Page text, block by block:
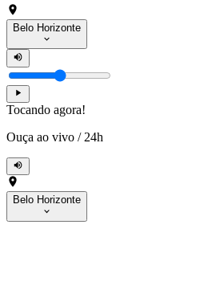
Belo Horizonte
Tocando agora!
Ouça ao vivo / 24h
Belo Horizonte